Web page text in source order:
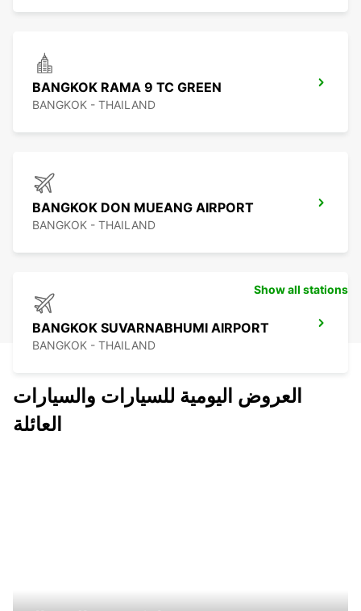
BANGKOK RAMA 9 TC GREEN
BANGKOK - THAILAND
BANGKOK DON MUEANG AIRPORT
BANGKOK - THAILAND
BANGKOK SUVARNABHUMI AIRPORT
BANGKOK - THAILAND
Show all stations
العروض اليومية للسيارات والسيارات
العائلة